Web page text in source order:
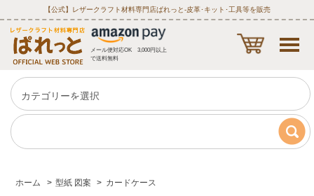
【公式】レザークラフト材料専門店ぱれっと‐皮革･キット･工具等を販売
メール便対応OK 3,000円以上
で送料無料
ホーム > 型紙 図案 > カードケース